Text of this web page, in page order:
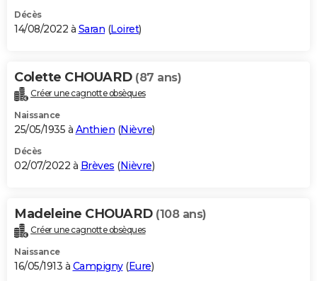
Décès
14/08/2022 à Saran (Loiret)
Colette CHOUARD (87 ans)
Créer une cagnotte obsèques
Naissance
25/05/1935 à Anthien (Nièvre)
Décès
02/07/2022 à Brèves (Nièvre)
Madeleine CHOUARD (108 ans)
Créer une cagnotte obsèques
Naissance
16/05/1913 à Campigny(Eure)